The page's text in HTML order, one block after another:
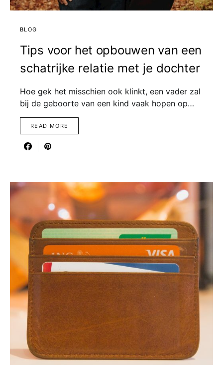
BLOG
Tips voor het opbouwen van een
schatrijke relatie met je dochter
Hoe gek het misschien ook klinkt, een vader zal
bij de geboorte van een kind vaak hopen op…
READ MORE